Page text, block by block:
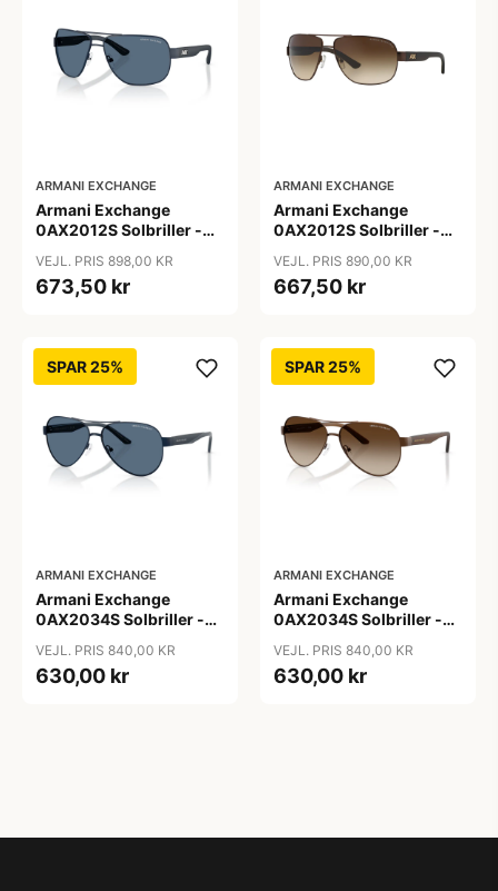
ARMANI EXCHANGE
Armani Exchange
0AX2012S Solbriller -
VEJL. PRIS 898,00 KR
673,50 kr
ARMANI EXCHANGE
Armani Exchange
0AX2012S Solbriller -
VEJL. PRIS 890,00 KR
667,50 kr
SPAR 25%
ARMANI EXCHANGE
Armani Exchange
0AX2034S Solbriller -
VEJL. PRIS 840,00 KR
630,00 kr
SPAR 25%
ARMANI EXCHANGE
Armani Exchange
0AX2034S Solbriller -
VEJL. PRIS 840,00 KR
630,00 kr